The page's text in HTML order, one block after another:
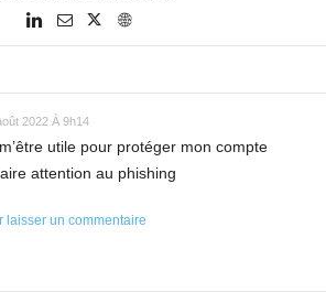
2022 À 9h14
utile pour protéger mon compte
attention au phishing
laisser un commentaire